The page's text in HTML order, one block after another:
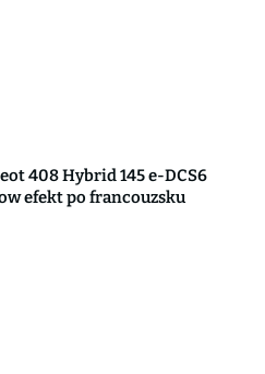
408 Hybrid 145 e-DCS6
efekt po francouzsku